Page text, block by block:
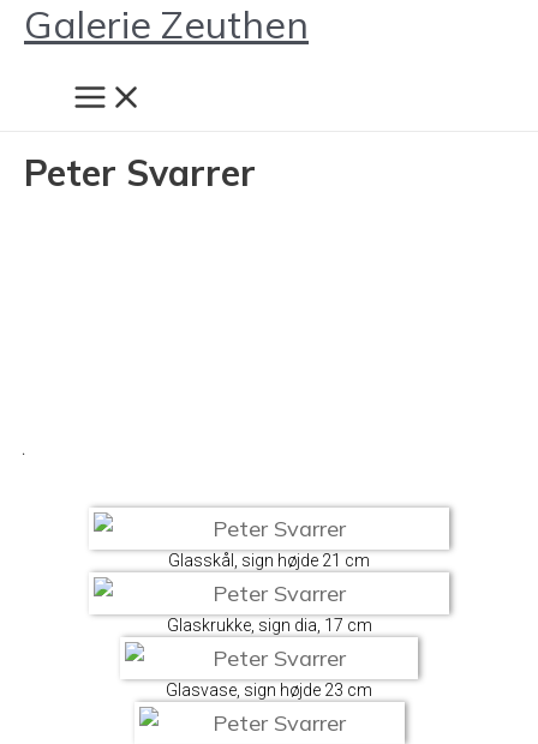
Galerie Zeuthen
Peter Svarrer
.
Glasskål, sign højde 21 cm
Glaskrukke, sign dia, 17 cm
Glasvase, sign højde 23 cm